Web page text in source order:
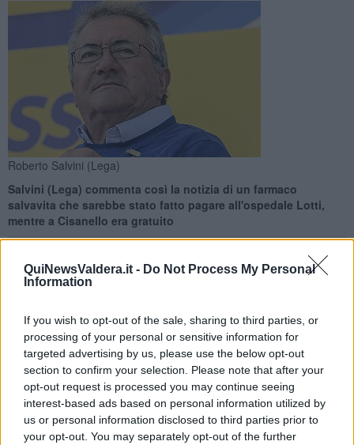
QuiNewsValdera.it - Do Not Process My Personal
Information
If you wish to opt-out of the sale, sharing to third parties, or
processing of your personal or sensitive information for
targeted advertising by us, please use the below opt-out
section to confirm your selection. Please note that after your
opt-out request is processed you may continue seeing
interest-based ads based on personal information utilized by
us or personal information disclosed to third parties prior to
your opt-out. You may separately opt-out of the further
Roberto Salvini (Lega)
Salvini (Lega) commenta così la notizia di un farmaco
salvavita che sarebbe stato fatto pagare all'ospedale Lotti,
mentre a Cisanello era gratuito
PONTEDERA —“Sinceramente, pur conoscendo le tante
problematiche della Sanità toscana - questo quanto dichiarato da
Roberto Salvini, consigliere regionale della Lega - stentiamo a
credere che ci sia unapalese disparità di trattamento fra due
ospedali, quello di Pisa e di Pontedera, molto vicini logisticamente,
ma colpevolmente lontani nelle modalità di somministrazione dei
farmaci.”
“La storia riportata dalla stampa locale - ha spiegato l'esponente